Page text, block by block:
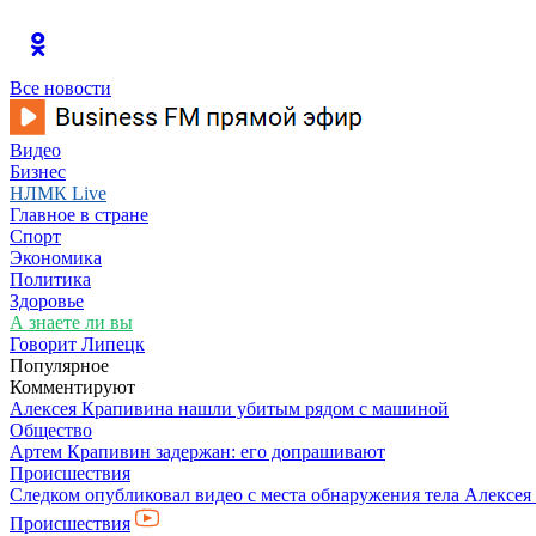
Все новости
Видео
Бизнес
НЛМК Live
Главное в стране
Спорт
Экономика
Политика
Здоровье
А знаете ли вы
Говорит Липецк
Популярное
Комментируют
Алексея Крапивина нашли убитым рядом с машиной
Общество
Артем Крапивин задержан: его допрашивают
Происшествия
Следком опубликовал видео с места обнаружения тела
Происшествия